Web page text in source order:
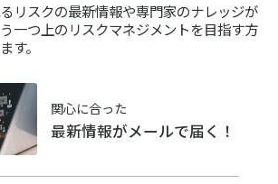
リスクの最新情報や専門家のナレッジが
一つ上のリスクマネジメントを目指す方
す。
関心に合った
最新情報がメールで届く！